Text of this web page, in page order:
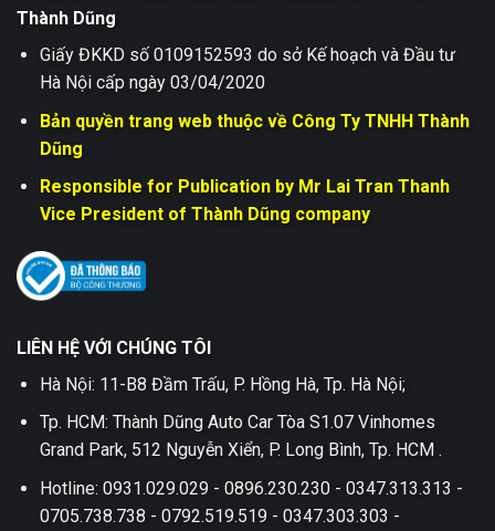
Thành Dũng
Giấy ĐKKD số 0109152593 do sở Kế hoạch và Đầu tư
Hà Nội cấp ngày 03/04/2020
Bản quyền trang web thuộc về Công Ty TNHH Thành
Dũng
Responsible for Publication by Mr Lai Tran Thanh
Vice President of Thành Dũng company
LIÊN HỆ VỚI CHÚNG TÔI
Hà Nội: 11-B8 Đầm Trấu, P. Hồng Hà, Tp. Hà Nội;
Tp. HCM: Thành Dũng Auto Car Tòa S1.07 Vinhomes
Grand Park, 512 Nguyễn Xiển, P. Long Bình, Tp. HCM .
Hotline: 0931.029.029 - 0896.230.230 - 0347.313.313 -
0705.738.738 - 0792.519.519 - 0347.303.303 -